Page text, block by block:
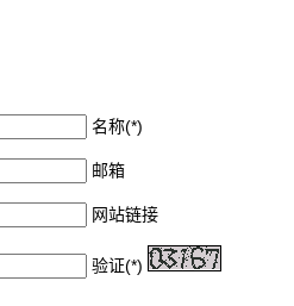
名称(*)
邮箱
网站链接
验证(*)